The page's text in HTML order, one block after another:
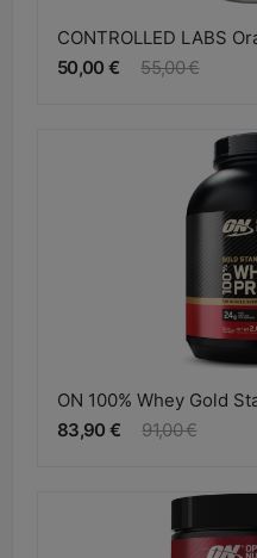
CONTROLLED LABS
50,00 €
55,00 €
ON 100% Whey Gold
83,90 €
91,00 €